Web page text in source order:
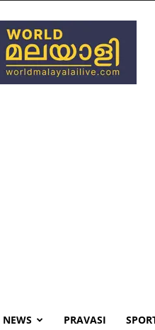
World
Malayali
Live
PRAVASI